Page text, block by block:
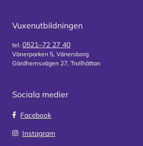
Vuxenutbildningen
tel. 0521–72 27 40
Vänerparken 5, Vänersborg
Gärdhemsvägen 27, Trollhättan
Sociala medier
Facebook
Instagram